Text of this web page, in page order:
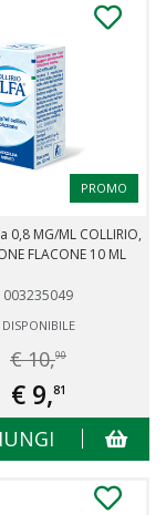
PROMO
0,8 MG/ML COLLIRIO,
FLACONE 10 ML
003235049
DISPONIBILE
€ 10,90
€ 9,81